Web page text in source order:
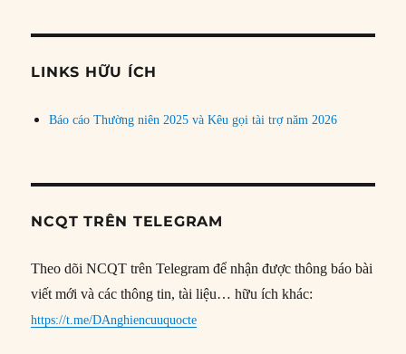
đề
LINKS HỮU ÍCH
Báo cáo Thường niên 2025 và Kêu gọi tài trợ năm 2026
NCQT TRÊN TELEGRAM
Theo dõi NCQT trên Telegram để nhận được thông báo bài
viết mới và các thông tin, tài liệu… hữu ích khác:
https://t.me/DAnghiencuuquocte